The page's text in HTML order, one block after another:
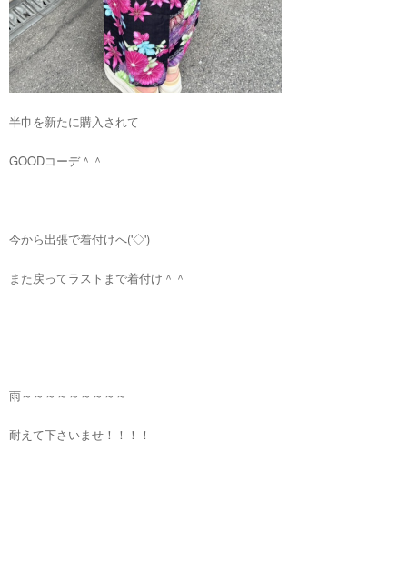
半巾を新たに購入されて
GOODコーデ＾＾
今から出張で着付けへ('◇')ゞ
また戻ってラストまで着付け＾＾
雨～～～～～～～～～
耐えて下さいませ！！！！